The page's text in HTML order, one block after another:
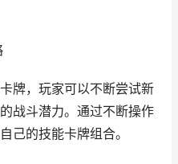
牌，玩家可以不断尝试新
战斗潜力。通过不断操作
己的技能卡牌组合。